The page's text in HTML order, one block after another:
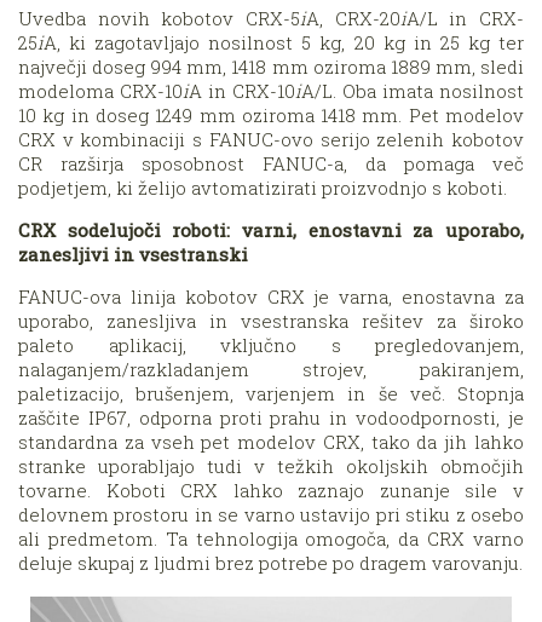
Uvedba novih kobotov CRX-5iA, CRX-20iA/L in CRX-
25iA, ki zagotavljajo nosilnost 5 kg, 20 kg in 25 kg ter
največji doseg 994 mm, 1418 mm oziroma 1889 mm, sledi
modeloma CRX-10iA in CRX-10iA/L. Oba imata nosilnost
10 kg in doseg 1249 mm oziroma 1418 mm. Pet modelov
CRX v kombinaciji s FANUC-ovo serijo zelenih kobotov
CR razširja sposobnost FANUC-a, da pomaga več
podjetjem, ki želijo avtomatizirati proizvodnjo s koboti.
CRX sodelujoči roboti: varni, enostavni za uporabo,
zanesljivi in ​​vsestranski
FANUC-ova linija kobotov CRX je varna, enostavna za
uporabo, zanesljiva in vsestranska rešitev za široko
paleto aplikacij, vključno s pregledovanjem,
nalaganjem/razkladanjem strojev, pakiranjem,
paletizacijo, brušenjem, varjenjem in še več. Stopnja
zaščite IP67, odporna proti prahu in vodoodpornosti, je
standardna za vseh pet modelov CRX, tako da jih lahko
stranke uporabljajo tudi v težkih okoljskih območjih
tovarne. Koboti CRX lahko zaznajo zunanje sile v
delovnem prostoru in se varno ustavijo pri stiku z osebo
ali predmetom. Ta tehnologija omogoča, da CRX varno
deluje skupaj z ljudmi brez potrebe po dragem varovanju.